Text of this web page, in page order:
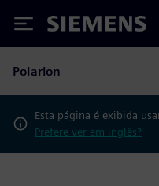
Siemens
Polarion
Esta página é exibida
Prefere ver em inglês?